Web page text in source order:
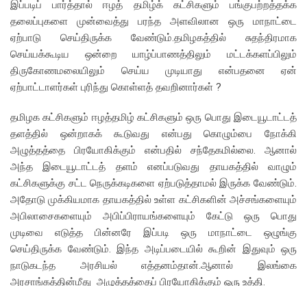
இப்படிப் பார்த்தால் ஈழத் தமிழ்க் கட்சிகளும் பங்குபற்றத்தக்க
தலைப்புகளை முன்வைத்து பரந்த அளவிலான ஒரு மாநாட்டை
ஏற்பாடு செய்திருக்க வேண்டும்.தமிழகத்தில் சுதந்திரமாக
செய்யக்கூடிய ஒன்றை யாழ்ப்பாணத்திலும் மட்டக்களப்பிலும்
திருகோணமலையிலும் செய்ய முடியாது என்பதனை ஏன்
ஏற்பாட்டாளர்கள் புரிந்து கொள்ளத் தவறினார்கள் ?
தமிழக கட்சிகளும் ஈழத்தமிழ் கட்சிகளும் ஒரு பொது இடையூடாட்டத்
தளத்தில் ஒன்றாகக் கூடுவது என்பது கொழும்பை நோக்கி
அழுத்தத்தை பிரயோகிக்கும் என்பதில் சந்தேகமில்லை. ஆனால்
அந்த இடையூடாட்டத் தளம் எனப்படுவது தாயகத்தில் வாழும்
கட்சிகளுக்கு சட்ட நெருக்கடிகளை ஏற்படுத்தாமல் இருக்க வேண்டும்.
அதோடு முக்கியமாக தாயகத்தில் உள்ள கட்சிகளின் அச்சங்களையும்
அபிலாசைகளையும் அபிப்பிராயங்களையும் கேட்டு ஒரு பொது
முடிவை எடுத்த பின்னரே இப்படி ஒரு மாநாட்டை ஒழுங்கு
செய்திருக்க வேண்டும். இந்த அடிப்படையில் கூறின் இதுவும் ஒரு
நாடுகடந்த அரசியல் எத்தனம்தான்.ஆனால் இலங்கை
அரசாங்கத்தின்மீது அழுத்தத்தைப் பிரயோகிக்கும் ஒரு உத்தி.